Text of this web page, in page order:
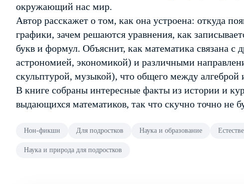
окружающий нас мир.
Автор расскажет о том, как она устроена: откуда
графики, зачем решаются уравнения, как
букв и формул. Объяснит, как математика связана с
астрономией, экономикой) и различными
скульптурой, музыкой), что общего между алгеброй
В книге собраны интересные факты из истории и
выдающихся математиков, так что скучно точно не
Нон-фикшн Для подростков Наука и образование
Наука и природа для подростков